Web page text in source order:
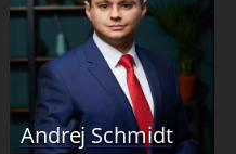
Andrej Schmidt